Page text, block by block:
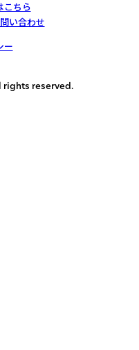
こちら
い合わせ
ー
rights reserved.